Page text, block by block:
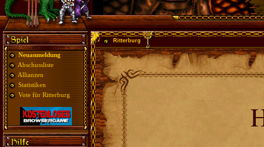
Neuanmeldung
Abschussliste
Allianzen
Statistiken
Vote für Ritterburg
Ritterburg